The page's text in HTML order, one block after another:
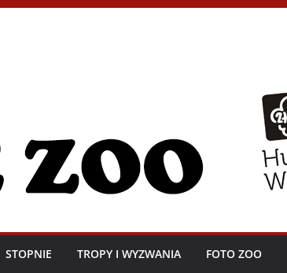
STOPNIE TROPY I WYZWANIA FOTO ZOO